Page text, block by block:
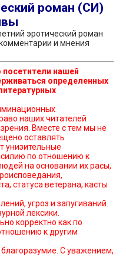
роман (СИ)
эротический роман
и мнения
нашей
определенных
Вместе с тем мы не
оставлять
унизительные
по отношению к
на основании их расы,
статуса ветерана, касты
угроз и запугиваний.
лексики.
корректно как по
к другим
С уважением,